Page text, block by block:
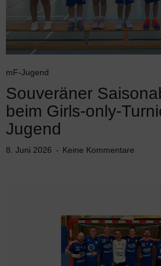
mF-Jugend
Souveräner
beim Girls-only-
Jugend
8. Juni 2026 Keine Kommentare